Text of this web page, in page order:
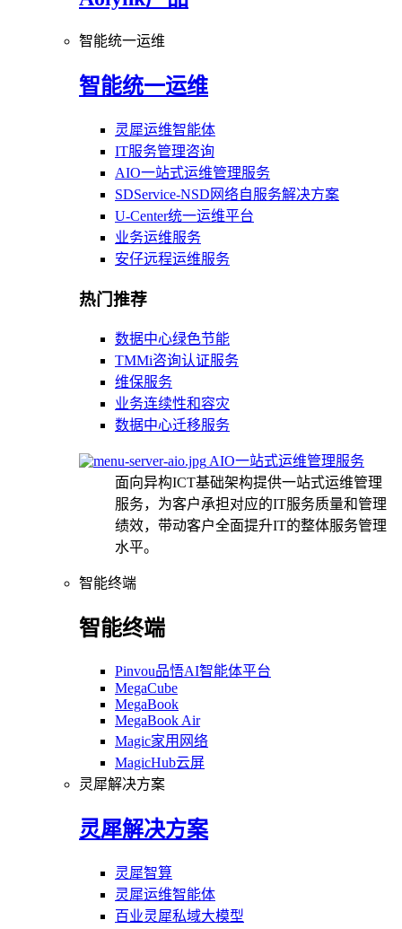
智能统一运维
智能统一运维
灵犀运维智能体
IT服务管理咨询
AIO一站式运维管理服务
SDService-NSD网络自服务解决方案
U-Center统一运维平台
业务运维服务
安仔远程运维服务
热门推荐
数据中心绿色节能
TMMi咨询认证服务
维保服务
业务连续性和容灾
数据中心迁移服务
AIO一站式运维管理服务
面向异构ICT基础架构提供一站式运维管理
服务，为客户承担对应的IT服务质量和管理
绩效，带动客户全面提升IT的整体服务管理
水平。
智能终端
智能终端
Pinvou品悟AI智能体平台
MegaCube
MegaBook
MegaBook Air
Magic家用网络
MagicHub云屏
灵犀解决方案
灵犀解决方案
灵犀智算
灵犀运维智能体
百业灵犀私域大模型